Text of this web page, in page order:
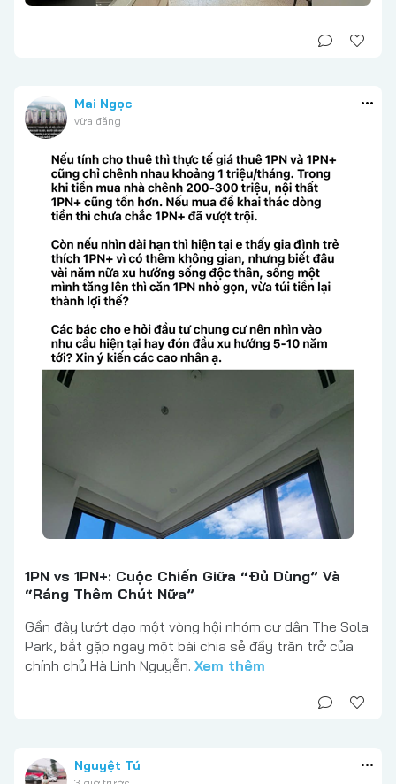
Mai Ngọc
vừa đăng
1PN vs 1PN+: Cuộc Chiến Giữa “Đủ Dùng” Và
“Ráng Thêm Chút Nữa”
Gần đây lướt dạo một vòng hội nhóm cư dân The Sola
Park, bắt gặp ngay một bài chia sẻ đầy trăn trở của
chính chủ Hà Linh Nguyễn. Xem thêm
Nguyệt Tú